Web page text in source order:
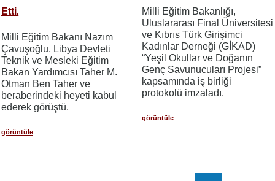
Etti.
Milli Eğitim Bakanı Nazım
Çavuşoğlu, Libya Devleti
Teknik ve Mesleki Eğitim
Bakan Yardımcısı Taher M.
Otman Ben Taher ve
beraberindeki heyeti kabul
ederek görüştü.
görüntüle
Milli Eğitim Bakanlığı,
Uluslararası Final Üniversitesi
ve Kıbrıs Türk Girişimci
Kadınlar Derneği (GİKAD)
“Yeşil Okullar ve Doğanın
Genç Savunucuları Projesi”
kapsamında iş birliği
protokolü imzaladı.
görüntüle